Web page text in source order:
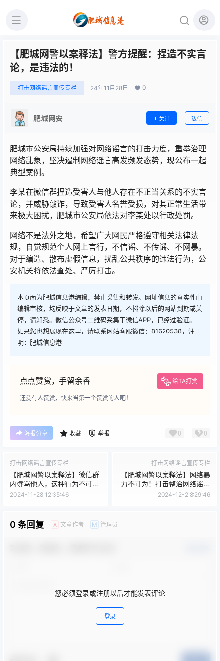
【肥城网警以案释法】警方提醒：捏造不实言
论，是违法的！
打击网络谣言宣传专栏 24年11月28日 0
肥城网安 关注 私信
肥城市公安局持续加强对网络谣言的打击力度，重拳治理
网络乱象，坚决遏制网络谣言高发频发态势，现公布一起
典型案例。
李某在微信群捏造受害人与他人存在不正当关系的不实言
论，并威胁敲诈，导致受害人名誉受损，对其正常生活带
来极大困扰，肥城市公安局依法对李某处以行政处罚。
网络不是法外之地，希望广大网民严格遵守相关法律法
规，自觉规范个人网上言行，不信谣、不传谣、不网暴。
对于编造、散布虚假信息，扰乱公共秩序的违法行为，公
安机关将依法查处、严厉打击。
本页面为肥城信息港编辑，禁止采集和转发。网址信息的真实性由
编辑审核，均反映于文章的发表日期，不排除以后的网站到期或关
停，请知悉。微信公众号二维码采集于微信APP，已经过验证。
如果您也想展现在这里，请联系网站客服微信：81620538，注
明：肥城信息港
点点赞赏，手留余香 给TA打赏
还没有人赞赏，快来当第一个赞赏的人吧！
海报分享 收藏 举报 0 0
打击网络谣言宣传专栏
【肥城网警以案释法】微信群
内辱骂他人，这种行为不可
取！
2024-11-28 12:35:46
打击网络谣言宣传专栏
【肥城网警以案释法】网络暴
力不可为！打击整治网络谣言
警示案例
2024-12-2 8:29:46
0 条回复 A 文章作者 M 管理员
您必须登录或注册以后才能发表评论
登录